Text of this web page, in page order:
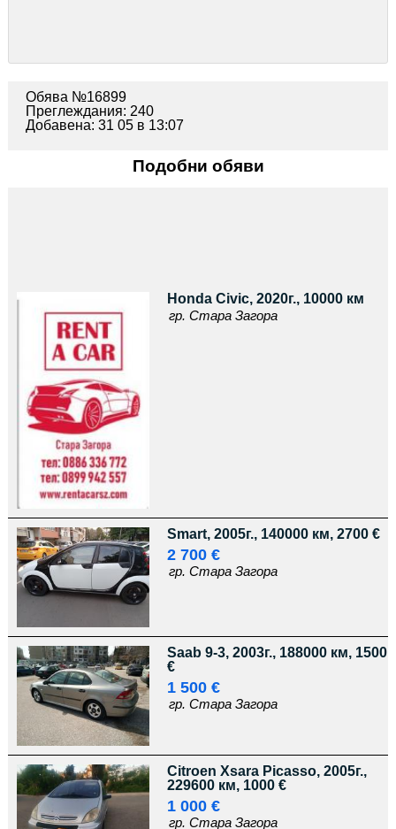
Обява №16899
Преглеждания: 240
Добавена: 31 05 в 13:07
Подобни обяви
Honda Civic, 2020г., 10000 км
гр. Стара Загора
Smart, 2005г., 140000 км, 2700 €
2 700 €
гр. Стара Загора
Saab 9-3, 2003г., 188000 км, 1500
€
1 500 €
гр. Стара Загора
Citroen Xsara Picasso, 2005г.,
229600 км, 1000 €
1 000 €
гр. Стара Загора